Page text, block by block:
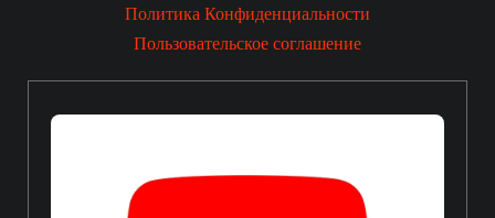
Политика Конфиденциальности
Пользовательское соглашение